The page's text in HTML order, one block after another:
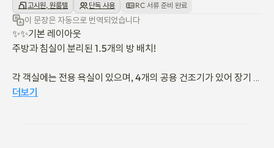
고시원, 원룸텔 단독 사용 RC 서류 준비 완료
이 문장은 자동으로 번역되었습니다
✨✨기본 레이아웃
주방과 침실이 분리된 1.5개의 방 배치!
각 객실에는 전용 욕실이 있으며, 4개의 공용 건조기가 있어 장기 체
류에 매우 편리합니다.
더보기